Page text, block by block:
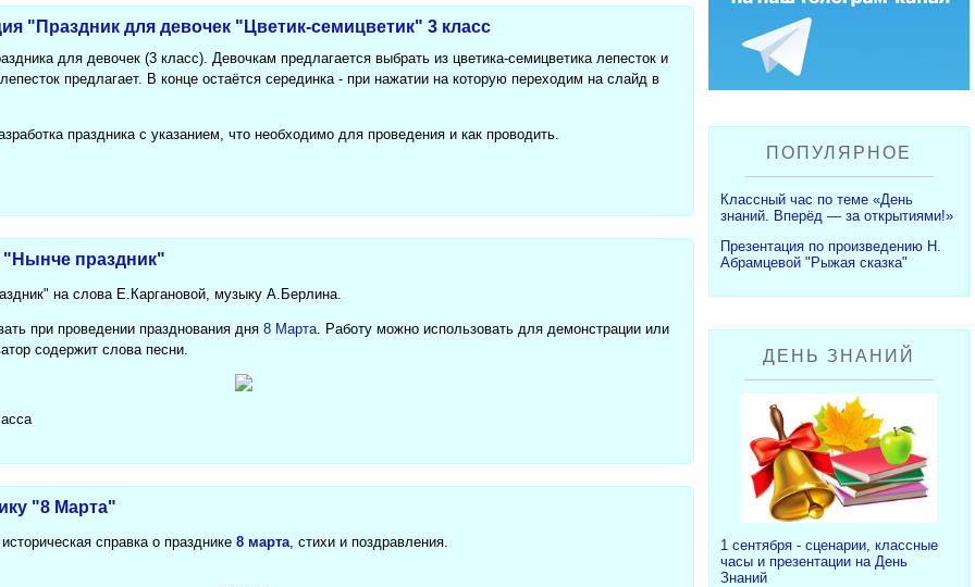
"Праздник для девочек "Цветик-семицветик" 3 класс
для девочек (3 класс). Девочкам предлагается выбрать из цветика-семицветика лепесток и
предлагает. В конце остаётся серединка - при нажатии на которую переходим на слайд в
праздника с указанием, что необходимо для проведения и как проводить.
праздник"
на слова Е.Каргановой, музыку А.Берлина.
при проведении празднования дня 8 Марта. Работу можно использовать для демонстрации или
содержит слова песни.
"8 Марта"
справка о празднике 8 марта, стихи и поздравления.
ПОПУЛЯРНОЕ
Классный час по теме «День
знаний. Вперёд — за открытиями!»
Презентация по произведению Н.
Абрамцевой "Рыжая сказка"
ДЕНЬ ЗНАНИЙ
1 сентября - сценарии, классные
часы и презентации на День
Знаний